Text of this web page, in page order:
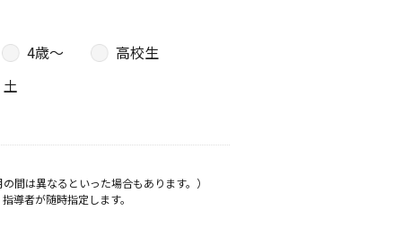
4歳〜
高校生
土
間は異なるといった場合もあります。）
導者が随時指定します。